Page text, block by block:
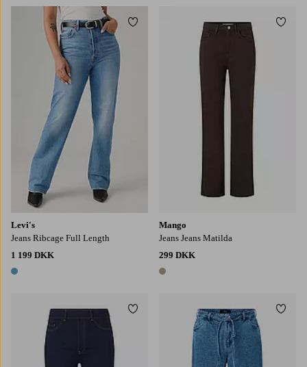
Levi's
Jeans Ribcage Full Length
1 199 DKK
1 farve
Tilføj til favoritter
Mango
Jeans Jeans Matilda
299 DKK
1 farve
44
Tilføj til favoritter